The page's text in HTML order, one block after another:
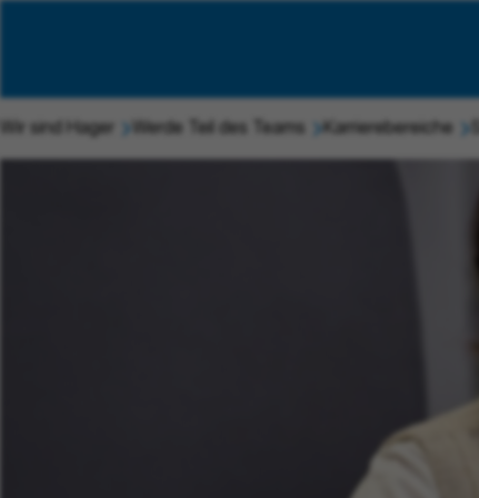
Wir sind Hager Werde Teil des Teams Karrierebereiche